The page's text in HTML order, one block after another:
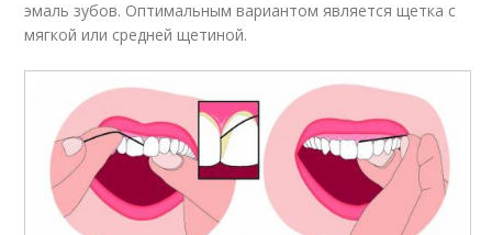
эмаль зубов. Оптимальным вариантом является щетка с
мягкой или средней щетиной.